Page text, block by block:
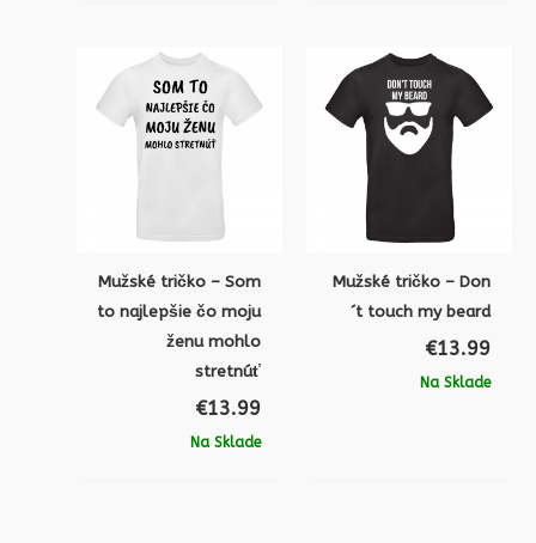
Mužské tričko – Som
to najlepšie čo moju
ženu mohlo
stretnúť
€13.99
Na Sklade
Mužské tričko – Don
´t touch my beard
€13.99
Na Sklade